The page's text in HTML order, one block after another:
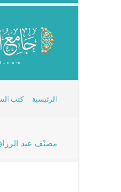
الرئيسية كتب
مصنّف عبد